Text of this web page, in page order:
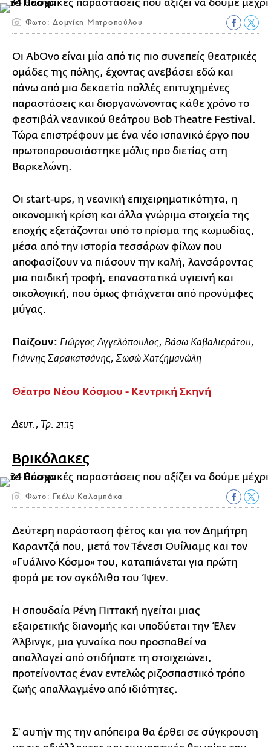
Φωτο: Δομνίκη Μητροπούλου
Οι AbOvo είναι μία από τις πιο συνεπείς θεατρικές
ομάδες της πόλης, έχοντας ανεβάσει εδώ και
πάνω από μια δεκαετία πολλές επιτυχημένες
παραστάσεις και διοργανώνοντας κάθε χρόνο το
φεστιβάλ νεανικού θεάτρου Bob Theatre Festival.
Τώρα επιστρέφουν με ένα νέο ισπανικό έργο που
πρωτοπαρουσιάστηκε μόλις προ διετίας στη
Βαρκελώνη.
Οι start-ups, η νεανική επιχειρηματικότητα, η
οικονομική κρίση και άλλα γνώριμα στοιχεία της
εποχής εξετάζονται υπό το πρίσμα της κωμωδίας,
μέσα από την ιστορία τεσσάρων φίλων που
αποφασίζουν να πιάσουν την καλή, λανσάροντας
μια παιδική τροφή, επαναστατικά υγιεινή και
οικολογική, που όμως φτιάχνεται από προνύμφες
μύγας.
Παίζουν: Γιώργος Αγγελόπουλος, Βάσω Καβαλιεράτου,
Γιάννης Σαρακατσάνης, Σωσώ Χατζημανώλη
Θέατρο Νέου Κόσμου - Κεντρική Σκηνή
Δευτ., Τρ. 21:15
Βρικόλακες
Φωτο: Γκέλυ Καλαμπάκα
Δεύτερη παράσταση φέτος και για τον Δημήτρη
Καραντζά που, μετά τον Τένεσι Ουίλιαμς και τον
«Γυάλινο Κόσμο» του, καταπιάνεται για πρώτη
φορά με τον ογκόλιθο του Ίψεν.
Η σπουδαία Ρένη Πιττακή ηγείται μιας
εξαιρετικής διανομής και υποδύεται την Έλεν
Άλβινγκ, μια γυναίκα που προσπαθεί να
απαλλαγεί από οτιδήποτε τη στοιχειώνει,
προτείνοντας έναν εντελώς ριζοσπαστικό τρόπο
ζωής απαλλαγμένο από ιδιότητες.
Σ' αυτήν της την απόπειρα θα έρθει σε σύγκρουση